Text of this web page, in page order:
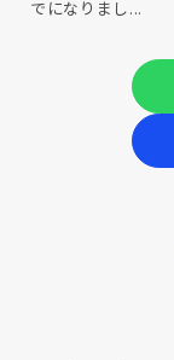
でになりまし...